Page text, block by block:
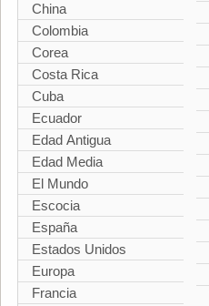
China
Colombia
Corea
Costa Rica
Cuba
Ecuador
Edad Antigua
Edad Media
El Mundo
Escocia
España
Estados Unidos
Europa
Francia